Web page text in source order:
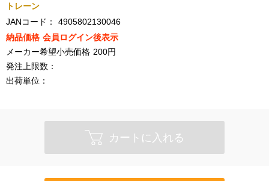
トレーン
JANコード：
4905802130046
納品価格 会員ログイン後表示
メーカー希望小売価格 200円
発注上限数：
出荷単位：
カートに入れる